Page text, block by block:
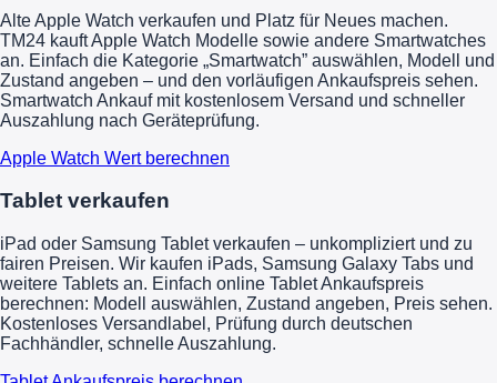
Alte Apple Watch verkaufen und Platz für Neues machen.
TM24 kauft Apple Watch Modelle sowie andere Smartwatches
an. Einfach die Kategorie „Smartwatch” auswählen, Modell und
Zustand angeben – und den vorläufigen Ankaufspreis sehen.
Smartwatch Ankauf mit kostenlosem Versand und schneller
Auszahlung nach Geräteprüfung.
Apple Watch Wert berechnen
Tablet verkaufen
iPad oder Samsung Tablet verkaufen – unkompliziert und zu
fairen Preisen. Wir kaufen iPads, Samsung Galaxy Tabs und
weitere Tablets an. Einfach online Tablet Ankaufspreis
berechnen: Modell auswählen, Zustand angeben, Preis sehen.
Kostenloses Versandlabel, Prüfung durch deutschen
Fachhändler, schnelle Auszahlung.